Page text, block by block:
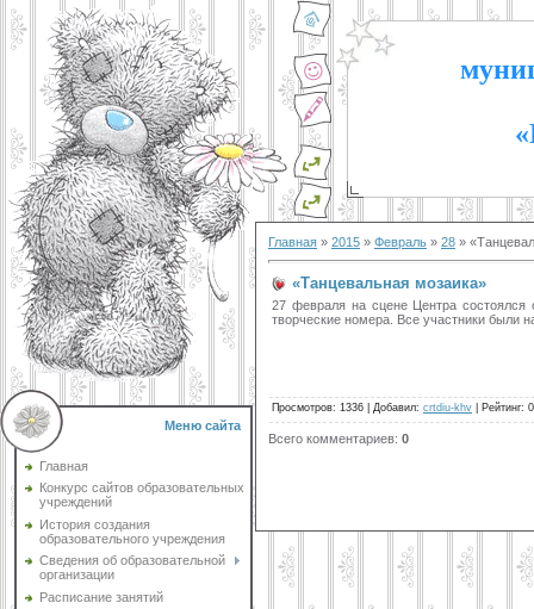
Меню сайта
Главная
Конкурс сайтов образовательных
учреждений
История создания
образовательного учреждения
Сведения об образовательной
организации
Расписание занятий
Главная » 2015 » Февраль » 28 »
«Танцевальная мозаика»
27 февраля на сцене Центра состоялся
творческие номера. Все участники были
Просмотров: 1336 Добавил: crtdiu-khv Рейтинг:
Всего комментариев: 0